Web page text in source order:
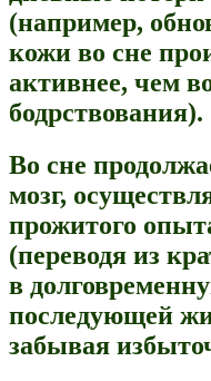
(например,
кожи во сне
активнее, чем
бодрствования).
Во сне
мозг,
прожитого
(переводя из
в
последующей
забывая